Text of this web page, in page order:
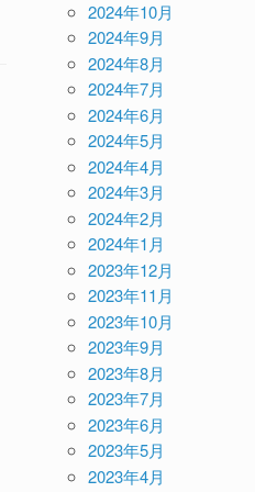
2024年10月
2024年9月
2024年8月
2024年7月
2024年6月
2024年5月
2024年4月
2024年3月
2024年2月
2024年1月
2023年12月
2023年11月
2023年10月
2023年9月
2023年8月
2023年7月
2023年6月
2023年5月
2023年4月